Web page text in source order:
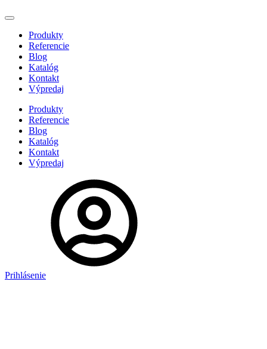
Produkty
Referencie
Blog
Katalóg
Kontakt
Výpredaj
Produkty
Referencie
Blog
Katalóg
Kontakt
Výpredaj
Prihlásenie